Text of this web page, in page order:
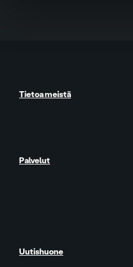
Tietoa meistä
Palvelut
Uutishuone